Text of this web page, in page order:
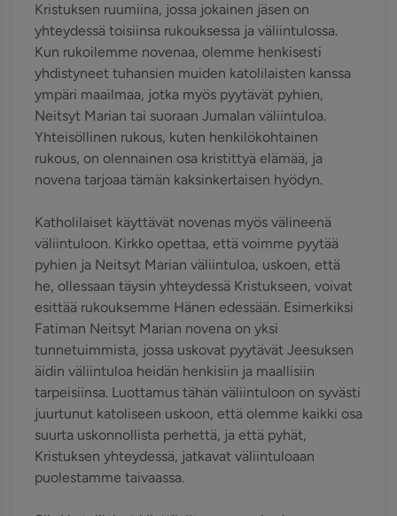
Kristuksen ruumiina, jossa jokainen jäsen on
yhteydessä toisiinsa rukouksessa ja väliintulossa.
Kun rukoilemme novenaa, olemme henkisesti
yhdistyneet tuhansien muiden katolilaisten kanssa
ympäri maailmaa, jotka myös pyytävät pyhien,
Neitsyt Marian tai suoraan Jumalan väliintuloa.
Yhteisöllinen rukous, kuten henkilökohtainen
rukous, on olennainen osa kristittyä elämää, ja
novena tarjoaa tämän kaksinkertaisen hyödyn.
Katholilaiset käyttävät novenas myös välineenä
väliintuloon. Kirkko opettaa, että voimme pyytää
pyhien ja Neitsyt Marian väliintuloa, uskoen, että
he, ollessaan täysin yhteydessä Kristukseen, voivat
esittää rukouksemme Hänen edessään. Esimerkiksi
Fatiman Neitsyt Marian novena on yksi
tunnetuimmista, jossa uskovat pyytävät Jeesuksen
äidin väliintuloa heidän henkisiin ja maallisiin
tarpeisiinsa. Luottamus tähän väliintuloon on syvästi
juurtunut katoliseen uskoon, että olemme kaikki osa
suurta uskonnollista perhettä, ja että pyhät,
Kristuksen yhteydessä, jatkavat väliintuloaan
puolestamme taivaassa.